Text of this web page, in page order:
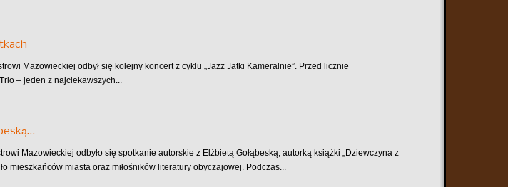
Mazowieckiej odbył się kolejny koncert z cyklu „Jazz Jatki Kameralnie”. Przed licznie
– jeden z najciekawszych...
Mazowieckiej odbyło się spotkanie autorskie z Elżbietą Gołąbeską, autorką książki „Dziewczyna z
mieszkańców miasta oraz miłośników literatury obyczajowej. Podczas...